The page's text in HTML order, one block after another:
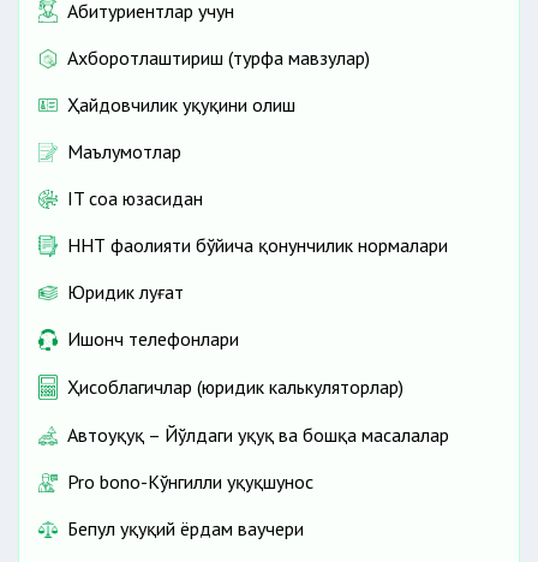
Абитуриентлар учун
Ахборотлаштириш (турфа мавзулар)
Ҳайдовчилик ҳуқуқини олиш
Маълумотлар
IT соҳа юзасидан
ННТ фаолияти бўйича қонунчилик нормалари
Юридик луғат
Ишонч телефонлари
Ҳисоблагичлар (юридик калькуляторлар)
Автоҳуқуқ – Йўлдаги ҳуқуқ ва бошқа масалалар
Pro bono-Кўнгилли ҳуқуқшунос
Бепул ҳуқуқий ёрдам ваучери